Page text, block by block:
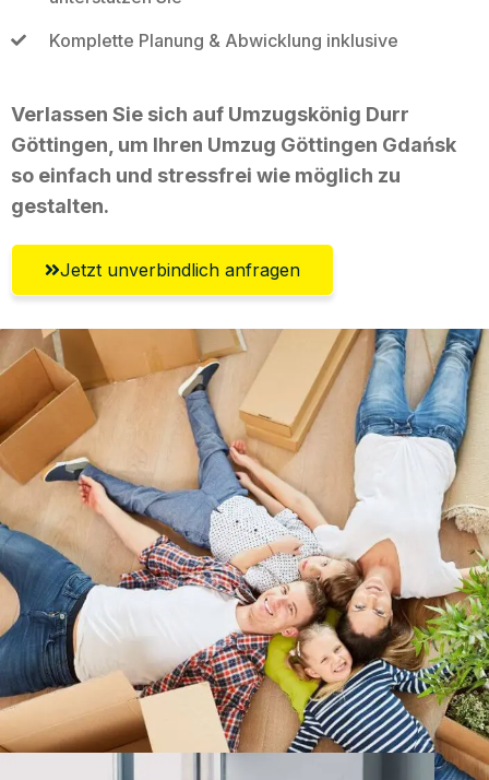
Komplette Planung & Abwicklung inklusive
Verlassen Sie sich auf Umzugskönig Durr
Göttingen, um Ihren Umzug Göttingen Gdańsk
so einfach und stressfrei wie möglich zu
gestalten.
Jetzt unverbindlich anfragen